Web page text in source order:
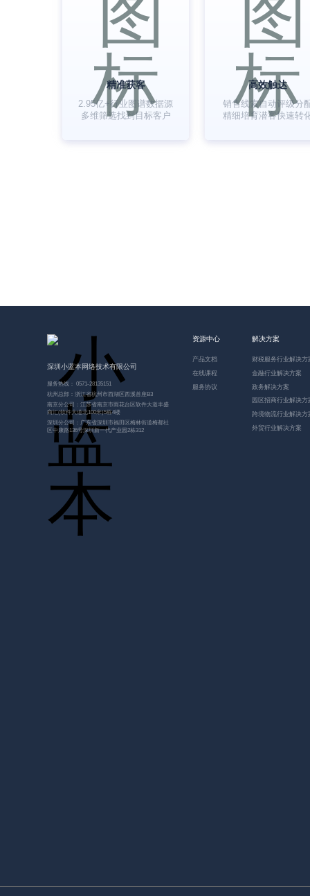
精准获客
2.95亿+行业图谱数据源
多维筛选找到目标客户
高效触达
销售线索自动评级分
精细培育潜客快速转
深圳小蓝本网络技术有限公司
服务热线： 0571-28135151
杭州总部：浙江省杭州市西湖区西溪首座B3
南京分公司：江苏省南京市雨花台区软件大道丰盛
商汇(软件大道北100米)5栋4楼
深圳分公司：广东省深圳市福田区梅林街道梅都社
区中康路136号深圳新一代产业园2栋312
资源中心
产品文档
在线课程
服务协议
解决方案
财税服务行业解决方
金融行业解决方案
政务解决方案
园区招商行业解决方
跨境物流行业解决方
外贸行业解决方案